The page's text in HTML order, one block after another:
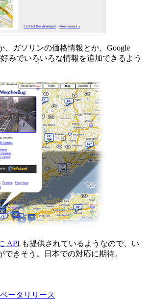
、ガソリンの価格情報とか、Google
みでいろいろな情報を追加できるよう
API も提供されているようなので、い
できそう。日本での対応に期待。
ータリリース